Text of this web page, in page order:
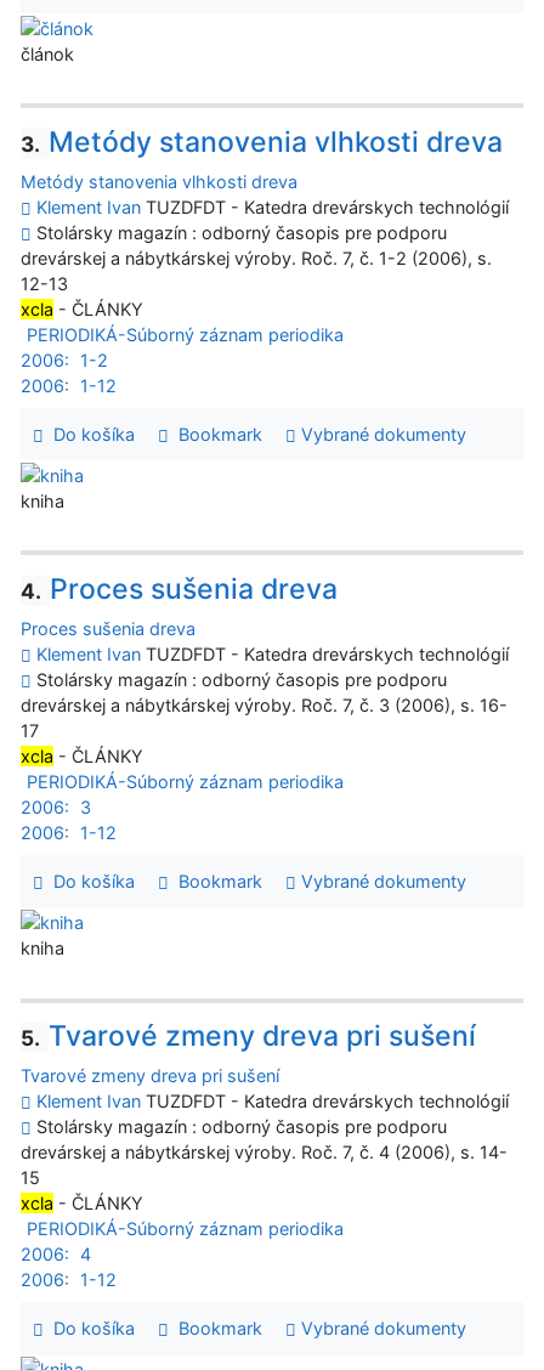
článok
3. Metódy stanovenia vlhkosti dreva
Metódy stanovenia vlhkosti dreva
Klement Ivan TUZDFDT - Katedra drevárskych technológií
Stolársky magazín : odborný časopis pre podporu
drevárskej a nábytkárskej výroby. Roč. 7, č. 1-2 (2006), s.
12-13
xcla - ČLÁNKY
PERIODIKÁ-Súborný záznam periodika
2006:
1-2
2006:
1-12
Do košíka Bookmark Vybrané dokumenty
kniha
4. Proces sušenia dreva
Proces sušenia dreva
Klement Ivan TUZDFDT - Katedra drevárskych technológií
Stolársky magazín : odborný časopis pre podporu
drevárskej a nábytkárskej výroby. Roč. 7, č. 3 (2006), s. 16-
17
xcla - ČLÁNKY
PERIODIKÁ-Súborný záznam periodika
2006:
3
2006:
1-12
Do košíka Bookmark Vybrané dokumenty
kniha
5. Tvarové zmeny dreva pri sušení
Tvarové zmeny dreva pri sušení
Klement Ivan TUZDFDT - Katedra drevárskych technológií
Stolársky magazín : odborný časopis pre podporu
drevárskej a nábytkárskej výroby. Roč. 7, č. 4 (2006), s. 14-
15
xcla - ČLÁNKY
PERIODIKÁ-Súborný záznam periodika
2006: 4
2006:
1-12
Do košíka Bookmark Vybrané dokumenty